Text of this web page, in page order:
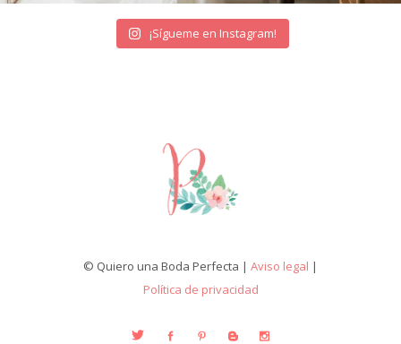
¡Sígueme en Instagram!
© Quiero una Boda Perfecta | Aviso legal |
Política de privacidad